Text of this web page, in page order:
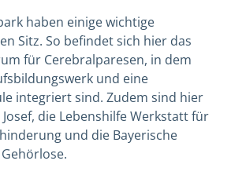
haben einige wichtige
Sitz. So befindet sich hier das
für Cerebralparesen, in dem
und eine
integriert sind. Zudem sind hier
die Lebenshilfe Werkstatt für
und die Bayerische